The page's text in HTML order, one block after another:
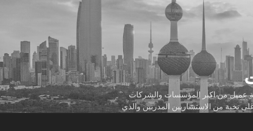
عميل من اكبر المؤسسات والشركات
نخبة من الاستشاريين المدربين والذي